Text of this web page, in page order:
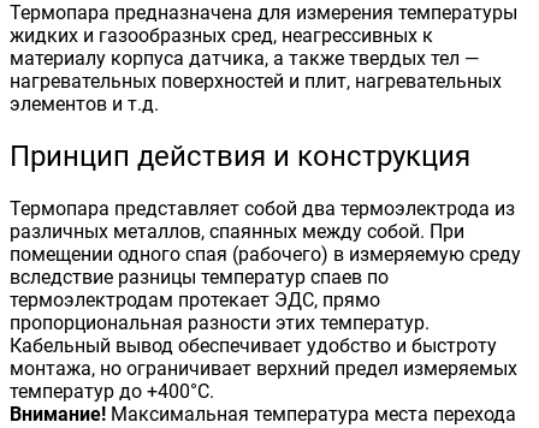
Термопара предназначена для измерения температуры
жидких и газообразных сред, неагрессивных к
материалу корпуса датчика, а также твердых тел —
нагревательных поверхностей и плит, нагревательных
элементов и т.д.
Принцип действия и конструкция
Термопара представляет собой два термоэлектрода из
различных металлов, спаянных между собой. При
помещении одного спая (рабочего) в измеряемую среду
вследствие разницы температур спаев по
термоэлектродам протекает ЭДС, прямо
пропорциональная разности этих температур.
Кабельный вывод обеспечивает удобство и быстроту
монтажа, но ограничивает верхний предел измеряемых
температур до +400°С.
Внимание! Максимальная температура места перехода